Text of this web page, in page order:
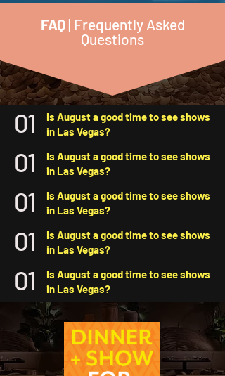
FAQ| Frequently Asked
Questions
01
Is August a good time to see shows
in Las Vegas?
01
Is August a good time to see shows
in Las Vegas?
01
Is August a good time to see shows
in Las Vegas?
01
Is August a good time to see shows
in Las Vegas?
01
Is August a good time to see shows
in Las Vegas?